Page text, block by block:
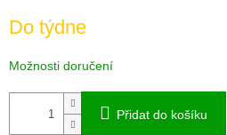
Do týdne
Možnosti doručení
Přidat do košíku